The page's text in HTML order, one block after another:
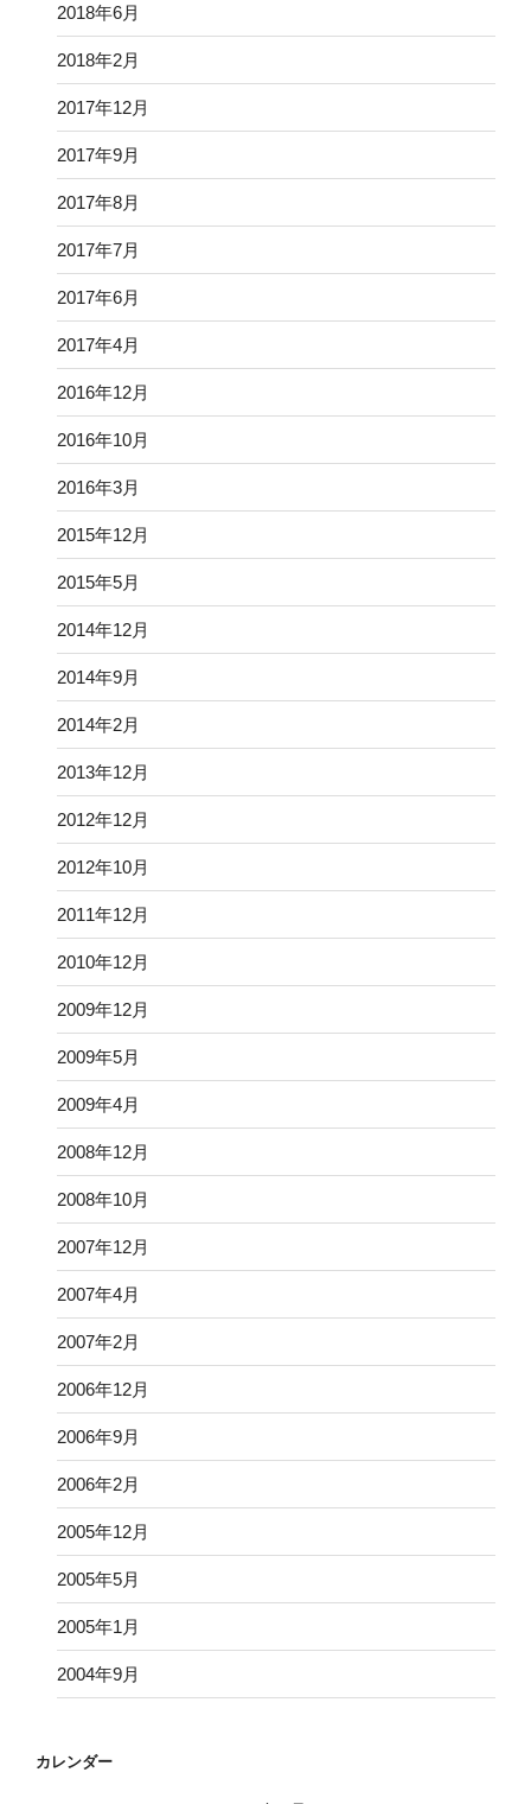
2018年6月
2018年2月
2017年12月
2017年9月
2017年8月
2017年7月
2017年6月
2017年4月
2016年12月
2016年10月
2016年3月
2015年12月
2015年5月
2014年12月
2014年9月
2014年2月
2013年12月
2012年12月
2012年10月
2011年12月
2010年12月
2009年12月
2009年5月
2009年4月
2008年12月
2008年10月
2007年12月
2007年4月
2007年2月
2006年12月
2006年9月
2006年2月
2005年12月
2005年5月
2005年1月
2004年9月
カレンダー